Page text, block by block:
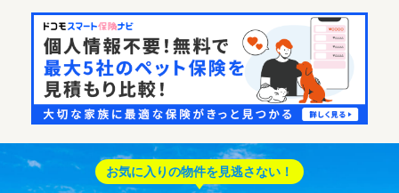
お気に入りの物件を見逃さない！